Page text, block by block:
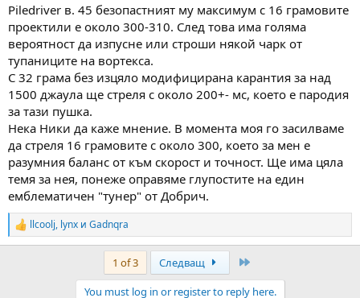
Piledriver в. 45 безопастният му максимум с 16 грамовите
проектили е около 300-310. След това има голяма
вероятност да изпусне или строши някой чарк от
тупаниците на вортекса.
С 32 грама без изцяло модифицирана карантия за над
1500 джаула ще стреля с около 200+- мс, което е пародия
за тази пушка.
Нека Ники да каже мнение. В момента моя го засилваме
да стреля 16 грамовите с около 300, което за мен е
разумния баланс от към скорост и точност. Ще има цяла
темя за нея, понеже оправяме глупостите на един
емблематичен "тунер" от Добрич.
R
e
llcoolj, lynx и Gadnqra
1 of 3 Следващ
You must log in or register to reply here.